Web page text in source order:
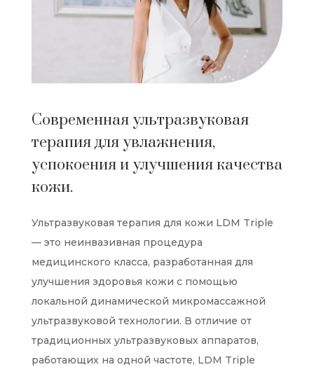
Современная ультразвуковая
терапия для увлажнения,
успокоения и улучшения качества
кожи.
Ультразвуковая терапия для кожи LDM Triple
— это неинвазивная процедура
медицинского класса, разработанная для
улучшения здоровья кожи с помощью
локальной динамической микромассажной
ультразвуковой технологии. В отличие от
традиционных ультразвуковых аппаратов,
работающих на одной частоте, LDM Triple